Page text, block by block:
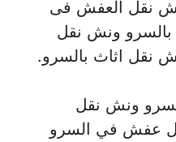
نقل العفش فى
ونش نقل
نقل اثاث بالسرو.
ونش نقل
عفش في السرو